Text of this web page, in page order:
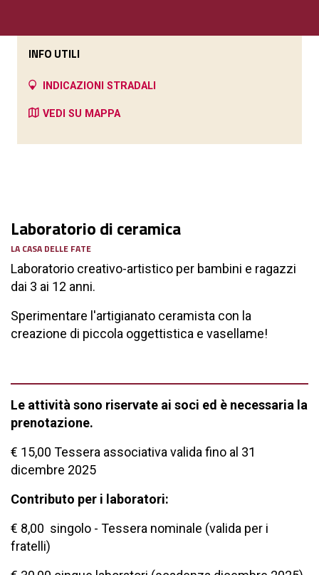
Laboratorio di ceramica
LA CASA DELLE FATE
Laboratorio creativo-artistico per bambini e ragazzi
dai 3 ai 12 anni.
Sperimentare l'artigianato ceramista con la
creazione di piccola oggettistica e vasellame!
Le attività sono riservate ai soci ed è necessaria la
prenotazione.
€ 15,00 Tessera associativa valida fino al 31
dicembre 2025
Contributo per i laboratori:
€ 8,00 singolo - Tessera nominale (valida per i
fratelli)
INFO UTILI
INDICAZIONI STRADALI
VEDI SU MAPPA